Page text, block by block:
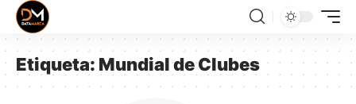
Etiqueta: Mundial de Clubes